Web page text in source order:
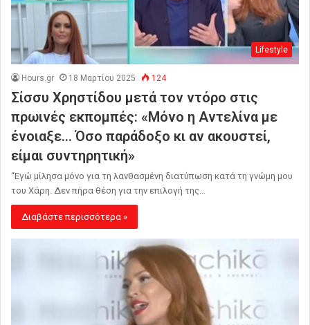
Lifestyle
Hours.gr 18 Μαρτίου 2025 124
Σίσσυ Χρηστίδου μετά τον ντόρο στις
πρωινές εκπομπές: «Μόνο η Αντελίνα με
ένοιαξε… Όσο παράδοξο κι αν ακουστεί,
είμαι συντηρητική»
“Εγώ μίλησα μόνο για τη λανθασμένη διατύπωση κατά τη γνώμη μου
του Χάρη. Δεν πήρα θέση για την επιλογή της…
Διαβάστε περισσότερα »